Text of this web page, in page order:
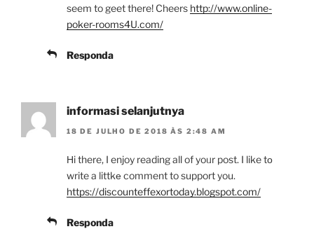
seem to geet there! Cheers http://www.online-
poker-rooms4U.com/
Responda
informasi selanjutnya
18 DE JULHO DE 2018 ÀS 2:48 AM
Нi there, I enjoy reading all of yoᥙr post. I like tо
write a littkе comment to support you.
https://discounteffexortoday.blogspot.com/
Responda